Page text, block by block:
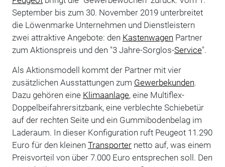
September bis zum 30. November 2019 unterbreitet
die Löwenmarke Unternehmen und Dienstleistern
zwei attraktive Angebote: den Kastenwagen Partner
zum Aktionspreis und den "3 Jahre-Sorglos-Service".
Als Aktionsmodell kommt der Partner mit vier
zusätzlichen Ausstattungen zum Gewerbekunden.
Dazu gehören eine Klimaanlage, eine Multiflex-
Doppelbeifahrersitzbank, eine verblechte Schiebetür
auf der rechten Seite und ein Gummibodenbelag im
Laderaum. In dieser Konfiguration ruft Peugeot 11.290
Euro für den kleinen Transporternetto auf, was einem
Preisvorteil von über 7.000 Euro entsprechen soll. Den